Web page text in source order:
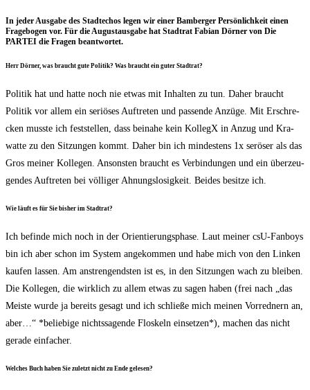
In jeder Aus­ga­be des Stadt­echos legen wir einer Bam­ber­ger Per­sön­lich­keit einen
Fra­ge­bo­gen vor. Für die August­aus­ga­be hat Stadt­rat Fabi­an Dör­ner von Die
PARTEI die Fra­gen beantwortet.
Herr Dör­ner, was braucht gute Poli­tik? Was braucht ein guter Stadtrat?
Poli­tik hat und hat­te noch nie etwas mit Inhal­ten zu tun. Daher braucht
Poli­tik vor allem ein seriö­ses Auf­tre­ten und pas­sen­de Anzü­ge. Mit Erschre­
cken muss­te ich fest­stel­len, dass bei­na­he kein Kol­le­gX in Anzug und Kra­
wat­te zu den Sit­zun­gen kommt. Daher bin ich min­des­tens 1x serö­ser als das
Gros mei­ner Kol­le­gen. Ansons­ten braucht es Ver­bin­dun­gen und ein über­zeu­
gen­des Auf­tre­ten bei völ­li­ger Ahnungs­lo­sig­keit. Bei­des besit­ze ich.
Wie läuft es für Sie bis­her im Stadtrat?
Ich befin­de mich noch in der Ori­en­tie­rungs­pha­se. Laut mei­ner csU-Fan­boys
bin ich aber schon im Sys­tem ange­kom­men und habe mich von den Lin­ken
kau­fen las­sen. Am anstren­gends­ten ist es, in den Sit­zun­gen wach zu blei­ben.
Die Kol­le­gen, die wirk­lich zu allem etwas zu sagen haben (frei nach „das
Meis­te wur­de ja bereits gesagt und ich schlie­ße mich mei­nen Vor­red­nern an,
aber…“ *belie­bi­ge nichts­sa­gen­de Flos­keln ein­set­zen*), machen das nicht
gera­de einfacher.
Wel­ches Buch haben Sie zuletzt nicht zu Ende gelesen?